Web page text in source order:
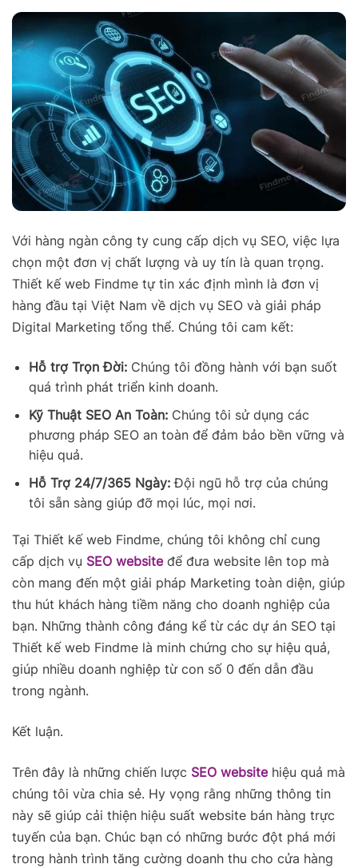
Với hàng ngàn công ty cung cấp dịch vụ SEO, việc lựa
chọn một đơn vị chất lượng và uy tín là quan trọng.
Thiết kế web Findme tự tin xác định mình là đơn vị
hàng đầu tại Việt Nam về dịch vụ SEO và giải pháp
Digital Marketing tổng thể. Chúng tôi cam kết:
Hỗ trợ Trọn Đời:Chúng tôi đồng hành với bạn suốt
quá trình phát triển kinh doanh.
Kỹ Thuật SEO An Toàn:Chúng tôi sử dụng các
phương pháp SEO an toàn để đảm bảo bền vững và
hiệu quả.
Hỗ Trợ 24/7/365 Ngày:Đội ngũ hỗ trợ của chúng
tôi sẵn sàng giúp đỡ mọi lúc, mọi nơi.
Tại Thiết kế web Findme, chúng tôi không chỉ cung
cấp dịch vụ SEO websiteđể đưa website lên top mà
còn mang đến một giải pháp Marketing toàn diện, giúp
thu hút khách hàng tiềm năng cho doanh nghiệp của
bạn. Những thành công đáng kể từ các dự án SEO tại
Thiết kế web Findme là minh chứng cho sự hiệu quả,
giúp nhiều doanh nghiệp từ con số 0 đến dẫn đầu
trong ngành.
Kết luận.
Trên đây là những chiến lược SEO websitehiệu quả mà
chúng tôi vừa chia sẻ. Hy vọng rằng những thông tin
này sẽ giúp cải thiện hiệu suất website bán hàng trực
tuyến của bạn. Chúc bạn có những bước đột phá mới
trong hành trình tăng cường doanh thu cho cửa hàng